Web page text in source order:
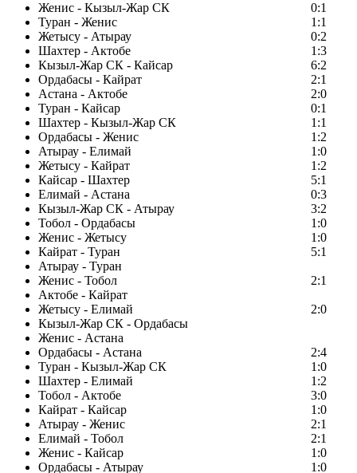
Женис - Кызыл-Жар СК
0:1
Туран - Женис
1:1
Жетысу - Атырау
0:2
Шахтер - Актобе
1:3
Кызыл-Жар СК - Кайсар
6:2
Ордабасы - Кайрат
2:1
Астана - Актобе
2:0
Туран - Кайсар
0:1
Шахтер - Кызыл-Жар СК
1:1
Ордабасы - Женис
1:2
Атырау - Елимай
1:0
Жетысу - Кайрат
1:2
Кайсар - Шахтер
5:1
Елимай - Астана
0:3
Кызыл-Жар СК - Атырау
3:2
Тобол - Ордабасы
1:0
Женис - Жетысу
1:0
Кайрат - Туран
5:1
Атырау - Туран
Женис - Тобол
2:1
Актобе - Кайрат
Жетысу - Елимай
2:0
Кызыл-Жар СК - Ордабасы
Женис - Астана
Ордабасы - Астана
2:4
Туран - Кызыл-Жар СК
1:0
Шахтер - Елимай
1:2
Тобол - Актобе
3:0
Кайрат - Кайсар
1:0
Атырау - Женис
2:1
Елимай - Тобол
2:1
Женис - Кайсар
1:0
Ордабасы - Атырау
1:0